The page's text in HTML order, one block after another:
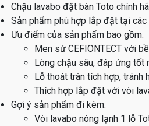
Chậu lavabo đặt bàn Toto chính
Sản phẩm phù hợp lắp đặt tại
Ưu điểm của sản phẩm bao gồm:
Men sứ CEFIONTECT với
Lòng chậu sâu, đáp ứng tốt
Lỗ thoát tràn tích hợp, tránh
Thích hợp lắp đặt với vòi
Gợi ý sản phẩm đi kèm:
Vòi lavabo nóng lạnh 1 lỗ